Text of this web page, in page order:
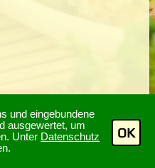
und eingebundene
ausgewertet, um
Unter Datenschutz
OK